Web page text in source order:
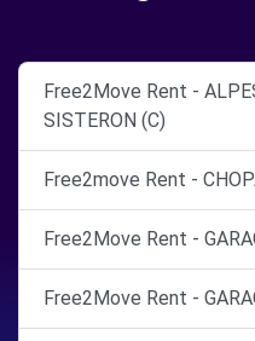
Free2Move Rent -
SISTERON (C)
Free2move Rent -
Free2Move Rent -
Free2Move Rent -